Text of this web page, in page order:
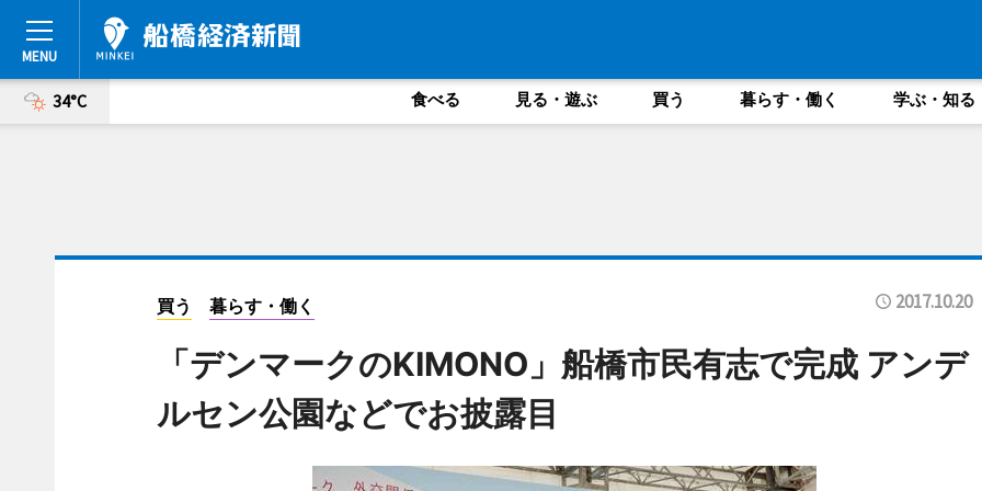
34°C 食べる 見る・遊ぶ 買う 暮らす・働く 学ぶ・知る
買う 暮らす・働く 2017.10.20
「デンマークのKIMONO」船橋市民有志で完成 アンデ
ルセン公園などでお披露目